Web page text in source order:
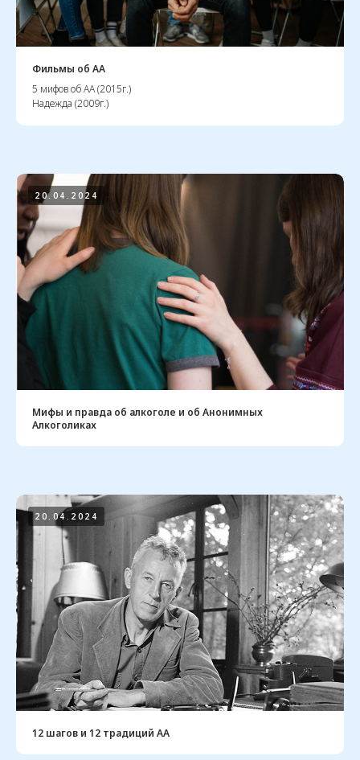
Фильмы об АА
5 мифов об АА (2015г.)
Надежда (2009г.)
20.04.2024
Мифы и правда об алкоголе и об Анонимных
Алкоголиках
20.04.2024
12 шагов и 12 традиций АА
Служба переписки АА
России
101000 Москва, а/я 710
Фонд «Единство»
perepiska@rsoaa.ru
E-mail:
id@rsoaa.ru